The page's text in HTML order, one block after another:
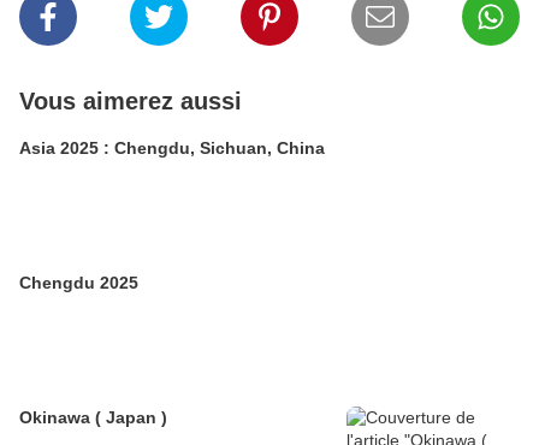
Vous aimerez aussi
Asia 2025 : Chengdu, Sichuan, China
Chengdu 2025
Okinawa ( Japan )